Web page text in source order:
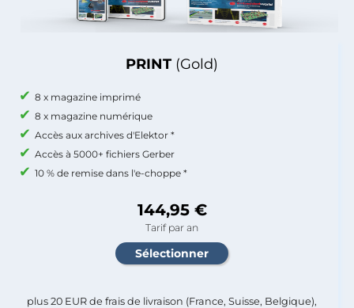
PRINT (Gold)
8 x magazine imprimé
8 x magazine numérique
Accès aux archives d'Elektor *
Accès à 5000+ fichiers Gerber
10 % de remise dans l'e-choppe *
144,95 €
Tarif par an
plus 20 EUR de frais de livraison (France, Suisse, Belgique),